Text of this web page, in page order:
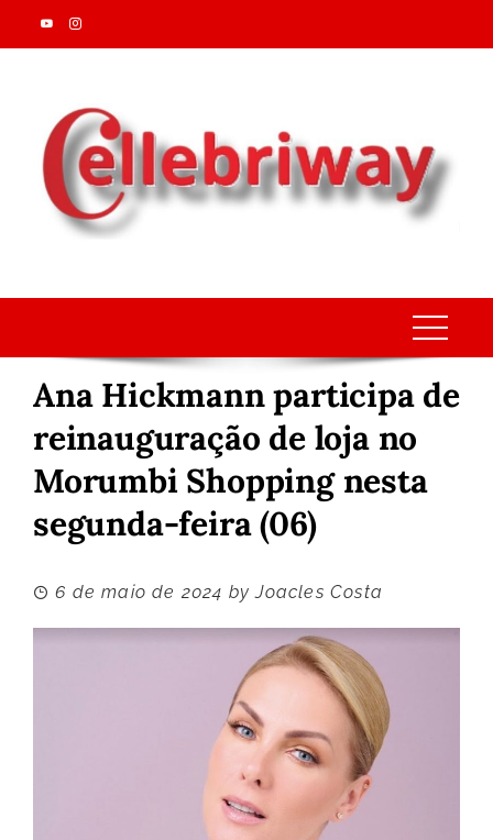
Skip
to
Ana Hickmann participa de
reinauguração de loja no
Morumbi Shopping nesta
segunda-feira (06)
6 de maio de 2024 byJoacles Costa